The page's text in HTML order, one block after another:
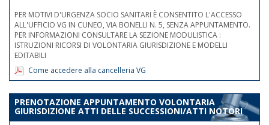
PER MOTIVI D'URGENZA SOCIO SANITARI È CONSENTITO L'ACCESSO
ALL'UFFICIO VG IN CUNEO, VIA BONELLI N. 5, SENZA APPUNTAMENTO.
PER INFORMAZIONI CONSULTARE LA SEZIONE MODULISTICA :
ISTRUZIONI RICORSI DI VOLONTARIA GIURISDIZIONE E MODELLI
EDITABILI
Come accedere alla cancelleria VG
PRENOTAZIONE APPUNTAMENTO VOLONTARIA
GIURISDIZIONE ATTI DELLE SUCCESSIONI/ATTI NOTORI